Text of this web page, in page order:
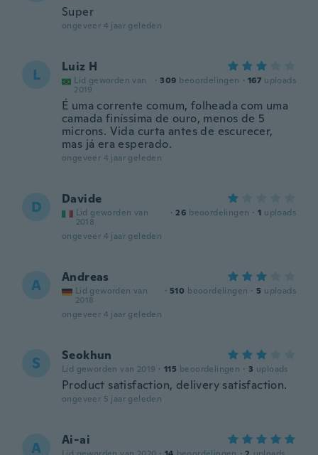
Super
ongeveer 4 jaar geleden
L Luiz H
Lid geworden van
2019
· 309 beoordelingen · 167 uploads
É uma corrente comum, folheada com uma
camada finíssima de ouro, menos de 5
microns. Vida curta antes de escurecer,
mas já era esperado.
ongeveer 4 jaar geleden
D Davide
Lid geworden van
2018
· 26 beoordelingen · 1 uploads
ongeveer 4 jaar geleden
A Andreas
Lid geworden van
2018
· 510 beoordelingen · 5 uploads
ongeveer 4 jaar geleden
S Seokhun
Lid geworden van 2019 · 115 beoordelingen · 3 uploads
Product satisfaction, delivery satisfaction.
ongeveer 5 jaar geleden
A Ai-ai